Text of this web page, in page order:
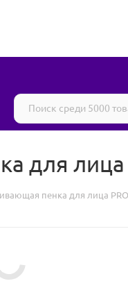
для лица
пенка для лица PRO